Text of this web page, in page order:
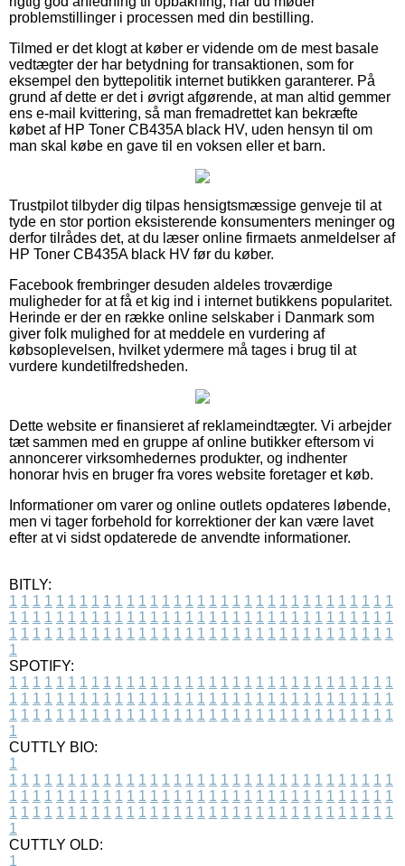
problemstillinger i processen med din bestilling.
Tilmed er det klogt at køber er vidende om de mest basale
vedtægter der har betydning for transaktionen, som for
eksempel den byttepolitik internet butikken garanterer. På
grund af dette er det i øvrigt afgørende, at man altid gemmer
ens e-mail kvittering, så man fremadrettet kan bekræfte
købet af HP Toner CB435A black HV, uden hensyn til om
man skal købe en gave til en voksen eller et barn.
Trustpilot tilbyder dig tilpas hensigtsmæssige genveje til at
tyde en stor portion eksisterende konsumenters meninger og
derfor tilrådes det, at du læser online firmaets anmeldelser af
HP Toner CB435A black HV før du køber.
Facebook frembringer desuden aldeles troværdige
muligheder for at få et kig ind i internet butikkens popularitet.
Herinde er der en række online selskaber i Danmark som
giver folk mulighed for at meddele en vurdering af
købsoplevelsen, hvilket ydermere må tages i brug til at
vurdere kundetilfredsheden.
Dette website er finansieret af reklameindtægter. Vi arbejder
tæt sammen med en gruppe af online butikker eftersom vi
annoncerer virksomhedernes produkter, og indhenter
honorar hvis en bruger fra vores website foretager et køb.
Informationer om varer og online outlets opdateres løbende,
men vi tager forbehold for korrektioner der kan være lavet
efter at vi sidst opdaterede de anvendte informationer.
BITLY:
1 1 1 1 1 1 1 1 1 1 1 1 1 1 1 1 1 1 1 1 1 1 1 1 1 1 1 1 1 1 1 1 1
1 1 1 1 1 1 1 1 1 1 1 1 1 1 1 1 1 1 1 1 1 1 1 1 1 1 1 1 1 1 1 1 1
1 1 1 1 1 1 1 1 1 1 1 1 1 1 1 1 1 1 1 1 1 1 1 1 1 1 1 1 1 1 1 1 1
1
SPOTIFY:
1 1 1 1 1 1 1 1 1 1 1 1 1 1 1 1 1 1 1 1 1 1 1 1 1 1 1 1 1 1 1 1 1
1 1 1 1 1 1 1 1 1 1 1 1 1 1 1 1 1 1 1 1 1 1 1 1 1 1 1 1 1 1 1 1 1
1 1 1 1 1 1 1 1 1 1 1 1 1 1 1 1 1 1 1 1 1 1 1 1 1 1 1 1 1 1 1 1 1
1
CUTTLY BIO:
1
1 1 1 1 1 1 1 1 1 1 1 1 1 1 1 1 1 1 1 1 1 1 1 1 1 1 1 1 1 1 1 1 1
1 1 1 1 1 1 1 1 1 1 1 1 1 1 1 1 1 1 1 1 1 1 1 1 1 1 1 1 1 1 1 1 1
1 1 1 1 1 1 1 1 1 1 1 1 1 1 1 1 1 1 1 1 1 1 1 1 1 1 1 1 1 1 1 1 1
1
CUTTLY OLD:
1